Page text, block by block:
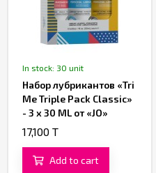
In stock: 30 unit
Набор лубрикантов «Tri
Me Triple Pack Classic»
- 3 x 30 ML от «JO»
17,100 T
Add to cart